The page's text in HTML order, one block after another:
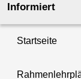
Informiert
Startseite